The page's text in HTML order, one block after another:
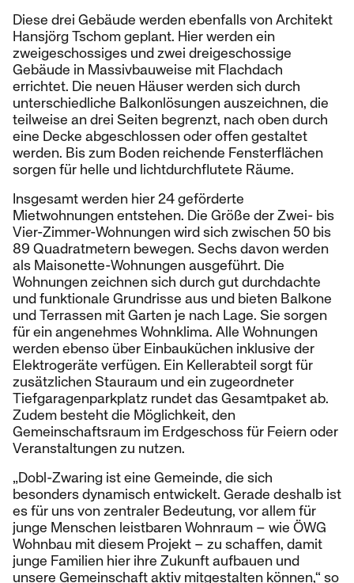
Diese drei Gebäude werden ebenfalls von Architekt
Hansjörg Tschom geplant. Hier werden ein
zweigeschossiges und zwei dreigeschossige
Gebäude in Massivbauweise mit Flachdach
errichtet. Die neuen Häuser werden sich durch
unterschiedliche Balkonlösungen auszeichnen, die
teilweise an drei Seiten begrenzt, nach oben durch
eine Decke abgeschlossen oder offen gestaltet
werden. Bis zum Boden reichende Fensterflächen
sorgen für helle und lichtdurchflutete Räume.
Insgesamt werden hier 24 geförderte
Mietwohnungen entstehen. Die Größe der Zwei- bis
Vier-Zimmer-Wohnungen wird sich zwischen 50 bis
89 Quadratmetern bewegen. Sechs davon werden
als Maisonette-Wohnungen ausgeführt. Die
Wohnungen zeichnen sich durch gut durchdachte
und funktionale Grundrisse aus und bieten Balkone
und Terrassen mit Garten je nach Lage. Sie sorgen
für ein angenehmes Wohnklima. Alle Wohnungen
werden ebenso über Einbauküchen inklusive der
Elektrogeräte verfügen. Ein Kellerabteil sorgt für
zusätzlichen Stauraum und ein zugeordneter
Tiefgaragenparkplatz rundet das Gesamtpaket ab.
Zudem besteht die Möglichkeit, den
Gemeinschaftsraum im Erdgeschoss für Feiern oder
Veranstaltungen zu nutzen.
„Dobl-Zwaring ist eine Gemeinde, die sich
besonders dynamisch entwickelt. Gerade deshalb ist
es für uns von zentraler Bedeutung, vor allem für
junge Menschen leistbaren Wohnraum – wie ÖWG
Wohnbau mit diesem Projekt – zu schaffen, damit
junge Familien hier ihre Zukunft aufbauen und
unsere Gemeinschaft aktiv mitgestalten können,“ so